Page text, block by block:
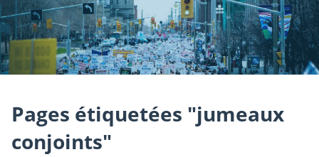
Comprendre
Agir
Boutique
Pages étiquetées "jumeaux
conjoints"